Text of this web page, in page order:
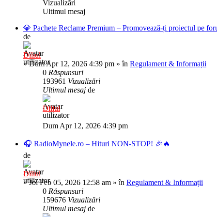
Vizualizări
Ultimul mesaj
💎 Pachete Reclame Premium – Promovează-ți proiectul pe
de
Diliul
»Dum Apr 12, 2026 4:39 pm » în Regulament & Informații
0 Răspunsuri
193961 Vizualizări
Ultimul mesaj de
Diliul
Dum Apr 12, 2026 4:39 pm
🎧 RadioMynele.ro – Hituri NON-STOP! 🎉🔥
de
Diliul
»Joi Feb 05, 2026 12:58 am » în Regulament & Informații
0 Răspunsuri
159676 Vizualizări
Ultimul mesaj de